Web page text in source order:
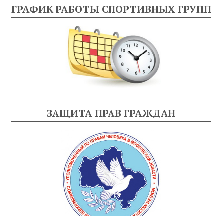
ГРАФИК РАБОТЫ СПОРТИВНЫХ ГРУПП
ЗАЩИТА ПРАВ ГРАЖДАН